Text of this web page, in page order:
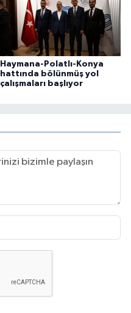
Haymana-Polatlı-Konya
hattında bölünmüş yol
çalışmaları başlıyor